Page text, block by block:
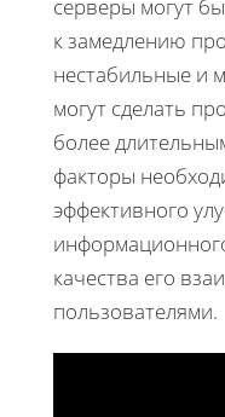
серверы могут
к замедлению
нестабильные и
могут сделать
более
факторы
эффективного
качества его
пользователями.